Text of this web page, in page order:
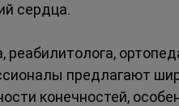
сердца.
предлагают
конечностей,